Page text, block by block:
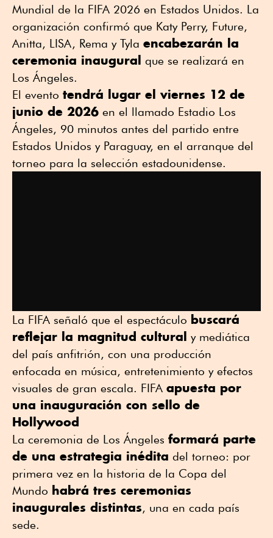
Mundial de la FIFA 2026 en Estados Unidos. La
organización confirmó que Katy Perry, Future,
Anitta, LISA, Rema y Tyla encabezarán la
ceremonia inaugural que se realizará en
Los Ángeles.
El evento tendrá lugar el viernes 12 de
junio de 2026 en el llamado Estadio Los
Ángeles, 90 minutos antes del partido entre
Estados Unidos y Paraguay, en el arranque del
torneo para la selección estadounidense.
La FIFA señaló que el espectáculo buscará
reflejar la magnitud cultural y mediática
del país anfitrión, con una producción
enfocada en música, entretenimiento y efectos
visuales de gran escala. FIFA apuesta por
una inauguración con sello de
Hollywood
La ceremonia de Los Ángeles formará parte
de una estrategia inédita del torneo: por
primera vez en la historia de la Copa del
Mundo habrá tres ceremonias
inaugurales distintas, una en cada país
sede.